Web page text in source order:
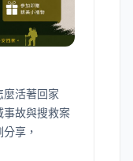
活著回家
事故與搜救案
享，